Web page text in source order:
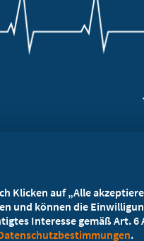
Klicken auf „Alle
und können die
Interesse gemäß Art. 6
.